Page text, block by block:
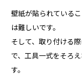
壁紙が貼られている
は難しいです。
そして、取り付ける
で、工具一式をそろ
す。